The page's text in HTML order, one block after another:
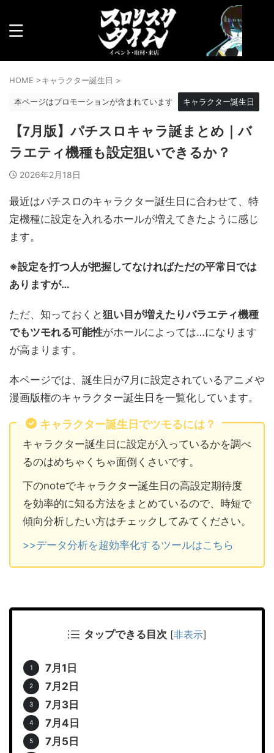
HOME >キャラクター誕生日 >
本ページはプロモーションが含まれています キャラクター誕生日
【7月版】パチスロキャラ誕まとめ｜バ
ラエティ機種も設定狙いできるか？
2026年2月18日
最近はパチスロのキャラクター誕生日に合わせて、特
定機種に設定を入れるホールが増えてきたように感じ
ます。
※設定を打つ人が把握してなければただの平常日では
ありますが…
ただ、知っておくと狙い目が増えたりバラエティ機種
でもツモれる可能性がホールによっては…になります
が高まります。
本ページでは、誕生日が7月に設定されているアニメや
漫画版権のキャラクター誕生日を一覧化しています。
キャラクター誕生日でツモるには？
キャラクター誕生日に設定が入っているかを調べ
るのはめちゃくちゃ面倒くさいです。
下のnoteでキャラクター誕生日の高設定期待度
を効率的に知る方法をまとめているので、時短で
傾向分析したい方はチェックしてみてください。
>>データ分析を超効率化するツールはこちら
タップできる目次 [非表示]
7月1日
7月2日
7月3日
7月4日
7月5日